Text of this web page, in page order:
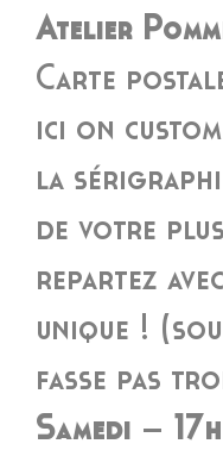
Atelier
Carte
ici on
la
de votre
repartez
unique !
fasse pas
Samedi –